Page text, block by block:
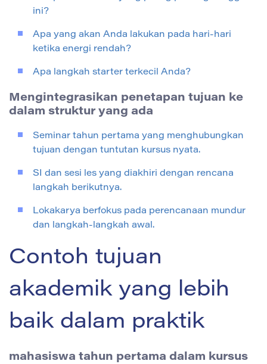
ini?
Apa yang akan Anda lakukan pada hari-hari
ketika energi rendah?
Apa langkah starter terkecil Anda?
Mengintegrasikan penetapan tujuan ke
dalam struktur yang ada
Seminar tahun pertama yang menghubungkan
tujuan dengan tuntutan kursus nyata.
SI dan sesi les yang diakhiri dengan rencana
langkah berikutnya.
Lokakarya berfokus pada perencanaan mundur
dan langkah-langkah awal.
Contoh tujuan
akademik yang lebih
baik dalam praktik
mahasiswa tahun pertama dalam kursus